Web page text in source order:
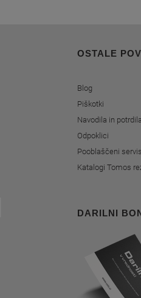
OSTALE
Blog
Piškotki
Navodila in
Odpoklici
Pooblaščeni
Katalogi Tomos
DARILNI